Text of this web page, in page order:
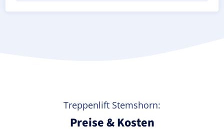
Treppenlift Stemshorn:
Preise & Kosten